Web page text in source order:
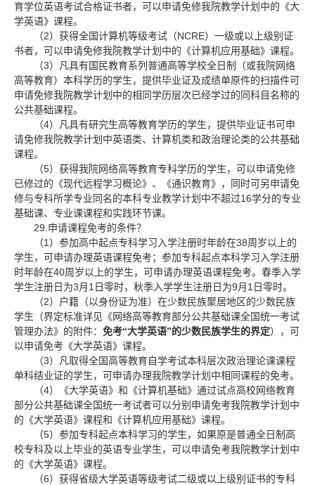
育学位英语考试合格证书者，可以申请免修我院教学计划中的《大
学英语》课程。
（2）获得全国计算机等级考试（NCRE）一级或以上级别证
书者，可以申请免修我院教学计划中的《计算机应用基础》课程。
（3）凡具有国民教育系列普通高等学校全日制（或我院网络
高等教育）本科学历的学生，提供毕业证及成绩单原件的扫描件可
申请免修我院教学计划中的相同学历层次已经学过的同科目名称的
公共基础课程。
（4）凡具有研究生高等教育学历的学生，提供毕业证书可申
请免修我院教学计划中英语类、计算机类和政治理论类的公共基础
课程。
（5）获得我院网络高等教育专科学历的学生，可以申请免修
已修过的《现代远程学习概论》、《通识教育》，同时可另申请免
修与专科所学专业同名的本科专业教学计划中不超过16学分的专业
基础课、专业课课程和实践环节课。
29. 申请课程免考的条件？
（1 ）参加高中起点专科学习入学注册时年龄在38周岁以上的
学生，可申请办理英语课程免考；参加专科起点本科学习入学注册
时年龄在40周岁以上的学生，可申请办理英语课程免考。春季入学
学生注册日为3 月 1 日零时，秋季入学学生注册日为9 月 1 日零时。
（2）户籍（以身份证为准）在少数民族聚居地区的少数民族
学生（界定标准详见《网络高等教育部分公共基础课全国统一考试
管理办法》的附件： 免考“大学英语”的少数民族学生的界定），可
以申请免考《大学英语》课程。
（3）凡取得全国高等教育自学考试本科层次政治理论课课程
单科结业证的学生，可申请办理我院教学计划中相同课程的免考。
（4）《大学英语》和《计算机基础》通过试点高校网络教育
部分公共基础课全国统一考试者可以分别申请免考我院教学计划中
的《大学英语》课程和《计算机应用基础》课程。
（5）参加专科起点本科学习的学生，如果原是普通全日制高
校专科及以上毕业的英语专业学生，可以申请免考我院教学计划中
的《大学英语》课程。
（6）获得省级大学英语等级考试二级或以上级别证书的专科